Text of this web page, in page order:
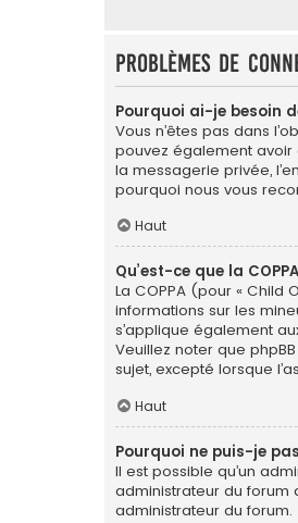
Problèmes de
Pourquoi ai-je besoin
Vous n’êtes pas dans
pouvez également avoir
la messagerie privée,
pourquoi nous vous
Haut
Qu’est-ce que la
La COPPA (pour « Child
informations sur les
s’applique également
Veuillez noter que
sujet, excepté lorsque
Haut
Pourquoi ne puis-je
Il est possible qu’un
administrateur du forum
administrateur du forum.